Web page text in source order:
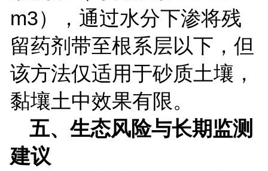
m3），通过水分下渗将残
留药剂带至根系层以下，但
该方法仅适用于砂质土壤，
黏壤土中效果有限。
五、生态风险与长期监测
建议